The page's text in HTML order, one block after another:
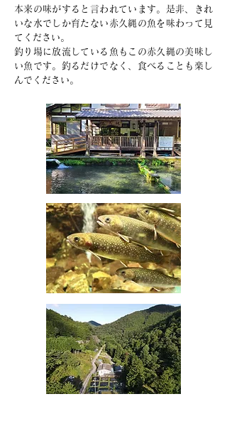
本来の味がすると言われています。是非、きれ
いな水でしか育たない赤久縄の魚を味わって見
てください。
釣り場に放流している魚もこの赤久縄の美味し
い魚です。釣るだけでなく、食べることも楽し
んでください。